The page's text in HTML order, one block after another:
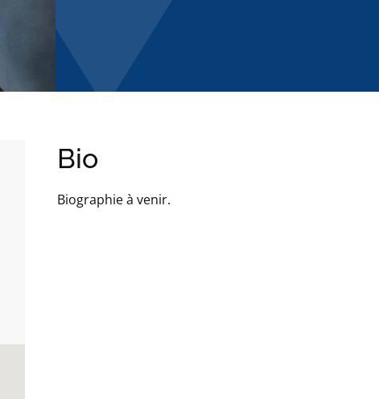
Bio
Biographie à venir.